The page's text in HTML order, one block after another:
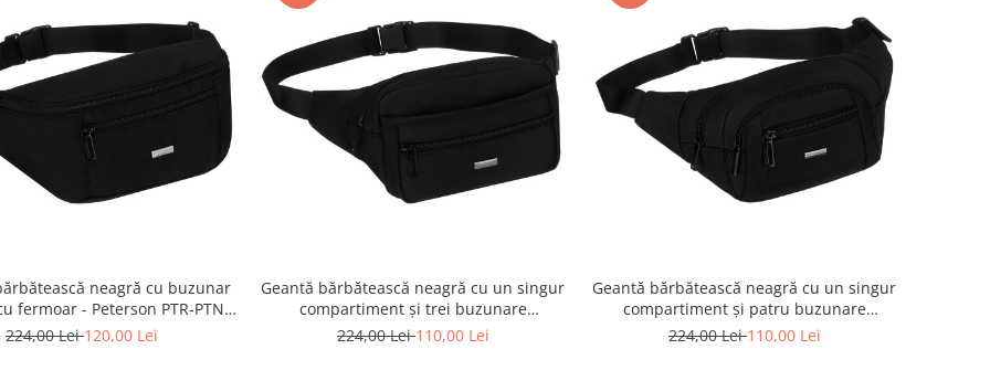
neagră cu buzunar
fermoar - Peterson PTR-PTN-
73218-2133 BLACK
224,00 Lei120,00 Lei
Geantă bărbătească neagră cu un singur
compartiment și trei buzunare
suplimentare - Peterson PTR-PTN-73220-
224,00 Lei110,00 Lei
Geantă bărbătească neagră cu un singur
compartiment și patru buzunare
suplimentare, confecționată din Cordura
224,00 Lei110,00 Lei